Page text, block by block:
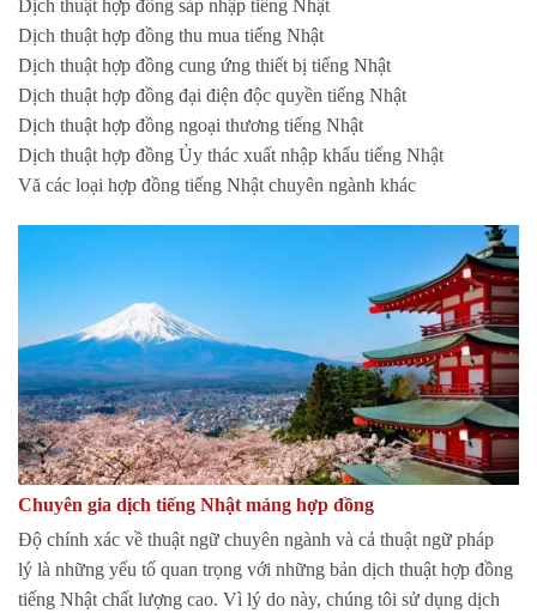
Dịch thuật hợp đồng sáp nhập tiếng Nhật
Dịch thuật hợp đồng thu mua tiếng Nhật
Dịch thuật hợp đồng cung ứng thiết bị tiếng Nhật
Dịch thuật hợp đồng đại điện độc quyền tiếng Nhật
Dịch thuật hợp đồng ngoại thương tiếng Nhật
Dịch thuật hợp đồng Ủy thác xuất nhập khẩu tiếng Nhật
Vă các loại hợp đồng tiếng Nhật chuyên ngành khác
Chuyên gia dịch tiếng Nhật mảng hợp đồng
Độ chính xác về thuật ngữ chuyên ngành và cả thuật ngữ pháp
lý là những yếu tố quan trọng với những bản dịch thuật hợp đồng
tiếng Nhật chất lượng cao. Vì lý do này, chúng tôi sử dụng dịch